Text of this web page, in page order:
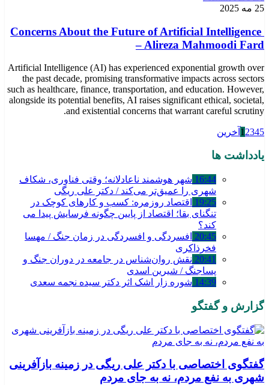
25 مه 2025
Concerns About the Future of Artificial Intelligence
– Alireza Mahmoodi Fard
Artificial Intelligence (AI) has experienced exponential growth over
the past decade, promising transformative impacts across sectors
such as healthcare, finance, transportation, and education. However,
alongside its potential benefits, AI raises significant ethical, societal,
and existential concerns that warrant careful scrutiny.
12345 آخرین
یادداشت ها
16:44 شهر هوشمند ناعادلانه؛ وقتی فناوری، شکاف
شهری را عمیق‌تر می‌کند / دکتر علی ریگی
19:25 اقتصاد روزمره: کسب‌ و کارهای کوچک در
تنگنای بقا؛ اقتصاد از پایین چگونه فرسایش پیدا می
کند؟
20:45 افسردگی و افسردگی در زمان جنگ / مهسا
فخرذاکری
20:41 نقش روان‌شناس در جامعه در دوران جنگ و
پساجنگ / شیرین اسدی
14:39 شوره زار اشک اثر دکتر سیده نجمه سعدی
گزارش و گفتگو
گفتگوی اختصاصی با دکتر علی ریگی در زمینه بازآفرینی
شهری به نفع مردم، نه به جای مردم